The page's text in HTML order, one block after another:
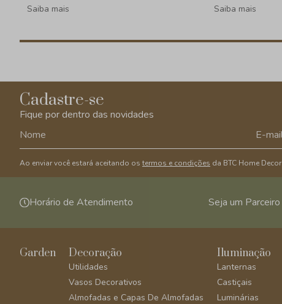
Saiba mais Saiba mais
Cadastre-se
Fique por dentro das novidades
Ao enviar você estará aceitando os termos e condições da BTC Home Decor
Horário de Atendimento Seja um Parceiro
Garden Decoração
Utilidades
Vasos Decorativos
Almofadas e Capas De Almofadas
Iluminação
Lanternas
Castiçais
Luminárias